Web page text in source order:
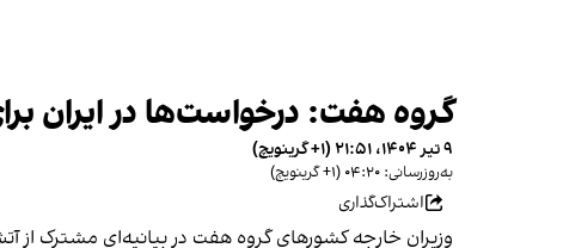
گروه هفت: درخواست‌ها در ایران
۹ تیر ۱۴۰۴، ۲۱:۵۱ (‎+۱ گرینویچ)
به‌روزرسانی: ۰۴:۲۰ (‎+۱ گرینویچ)
اشتراک‌گذاری
وزیران خارجه کشورهای گروه هفت در بیانیه‌ای مشترک